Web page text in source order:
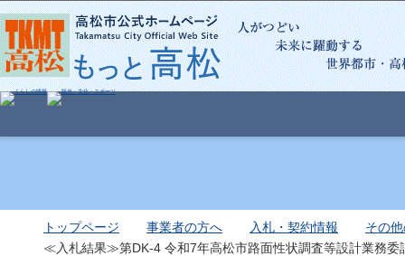
この
トップページ 事業者の方へ 入札・契約情報
その
≪入札結果≫第DK-4 令和7年高松市路面性状調査等設計業務委